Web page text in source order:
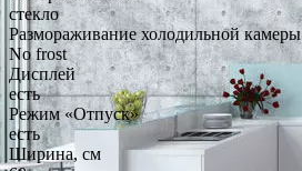
стекло
Размораживание холодильной камеры
No frost
Дисплей
есть
Режим «Отпуск»
есть
Ширина, см